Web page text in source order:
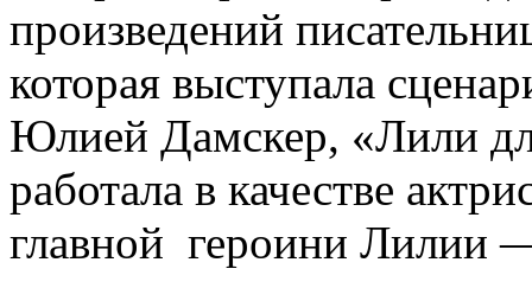
произведений
которая выступала
Юлией Дамскер, «Лили
работала в качестве
главной героини Лилии